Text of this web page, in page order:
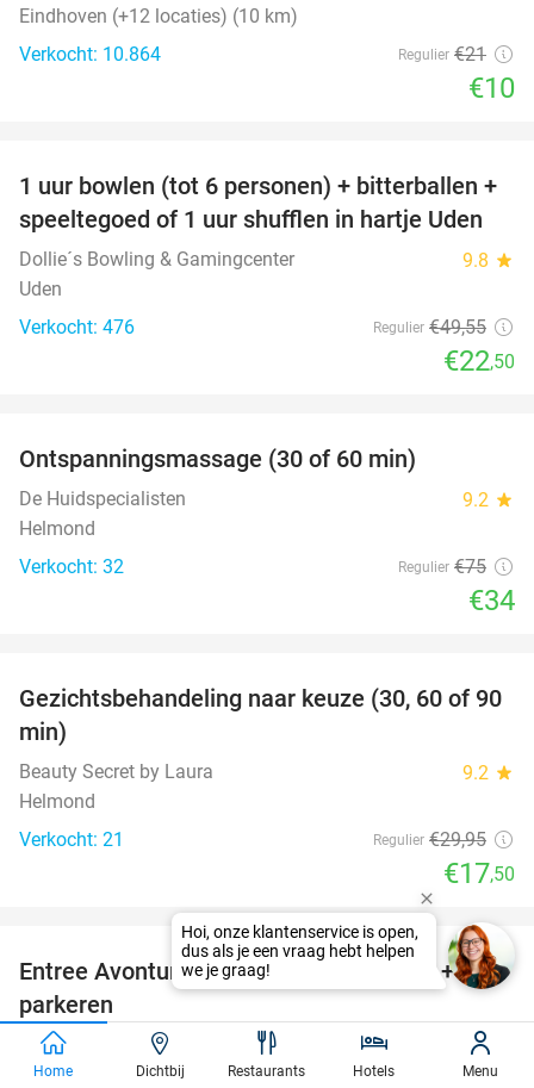
Eindhoven (+12 locaties) (10 km)
Verkocht: 10.864
Regulier €21
€10
55%
1 uur bowlen (tot 6 personen) + bitterballen +
speeltegoed of 1 uur shufflen in hartje Uden
Dollie´s Bowling & Gamingcenter 9.8 star
Uden
Verkocht: 476
Regulier €49,55
€22,50
Ontspanningsmassage (30 of 60 min)
De Huidspecialisten 9.2 star
Helmond
Verkocht: 32
Regulier €75
€34
42%
Gezichtsbehandeling naar keuze (30, 60 of 90
min)
Beauty Secret by Laura 9.2 star
Helmond
Verkocht: 21
Regulier €29,95
€17,50
48%
Entree Avonturenpark De Bergen + ijsje +
parkeren
Avonturenpark De Bergen 9.4
Wanroij
Home Dichtbij Restaurants Hotels Menu